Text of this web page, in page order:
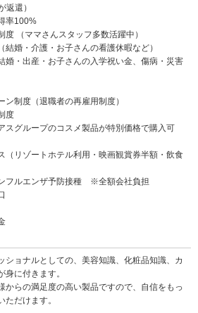
返還）
率100%
（ママさんスタッフ多数活躍中）
婚・介護・お子さんの看護休暇など）
・出産・お子さんの入学祝い金、傷病・災害
制度（退職者の再雇用制度）
度
スグループのコスメ製品が特別価格で購入可
リゾートホテル利用・映画観賞券半額・飲食
フルエンザ予防接種 ※全額会社負担
ショナルとしての、美容知識、化粧品知識、カ
身に付きます。
からの満足度の高い製品ですので、自信をもっ
ただけます。